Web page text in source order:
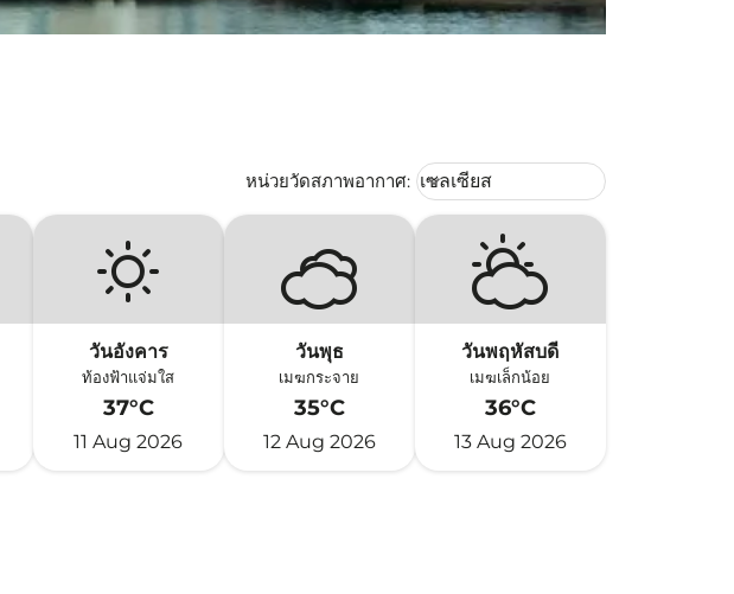
หน่วยวัดสภาพอากาศ: Weather unit option เซลเซียส
เซลเซียส
keyboard_arrow_down
วันอังคาร
ท้องฟ้าแจ่มใส
37°C
11 Aug 2026
วันพุธ
เมฆกระจาย
35°C
12 Aug 2026
วันพฤหัสบดี
เมฆเล็กน้อย
36°C
13 Aug 2026